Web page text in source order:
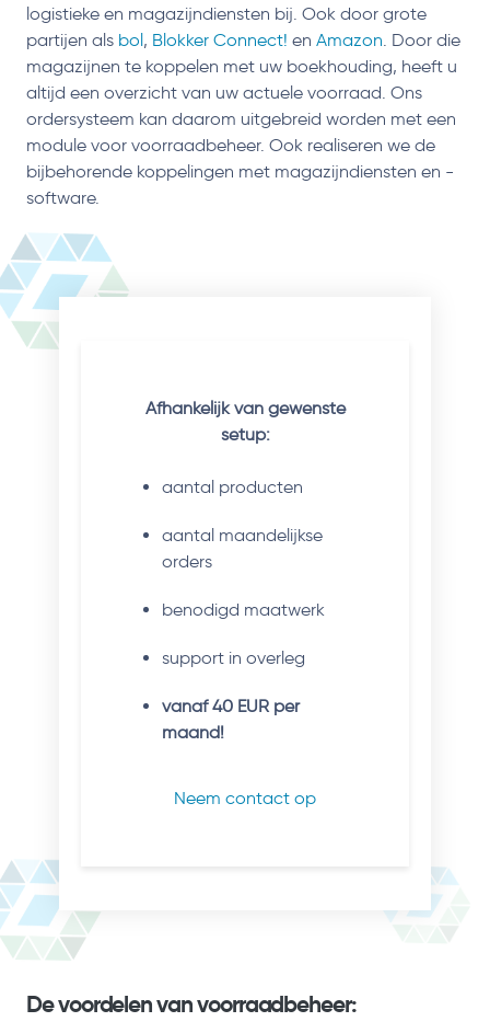
logistieke en magazijndiensten bij. Ook door grote
partijen als bol, Blokker Connect! en Amazon. Door die
magazijnen te koppelen met uw boekhouding, heeft u
altijd een overzicht van uw actuele voorraad. Ons
ordersysteem kan daarom uitgebreid worden met een
module voor voorraadbeheer. Ook realiseren we de
bijbehorende koppelingen met magazijndiensten en -
software.
Afhankelijk van gewenste
setup:
aantal producten
aantal maandelijkse
orders
benodigd maatwerk
support in overleg
vanaf 40 EUR per
maand!
Neem contact op
De voordelen van voorraadbeheer: